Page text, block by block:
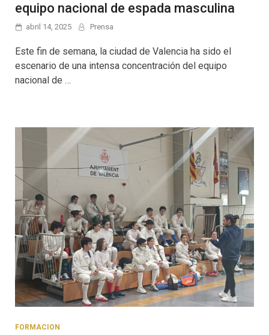
equipo nacional de espada masculina
abril 14, 2025 Prensa
Este fin de semana, la ciudad de Valencia ha sido el
escenario de una intensa concentración del equipo
nacional de …
FORMACION